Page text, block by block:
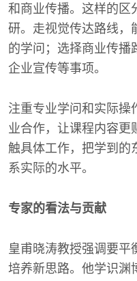
和商业传播。这样的区
研。走视觉传达路线，
的学问；选择商业传播
企业宣传等事项。
注重专业学问和实际操
业合作，让课程内容更
触具体工作，把学到的
系实际的水平。
专家的看法与贡献
皇甫晓涛教授强调要平
培养新思路。他学识渊